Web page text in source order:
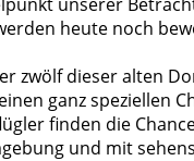
heute noch
zwölf dieser alten
ganz speziellen
finden die
und mit